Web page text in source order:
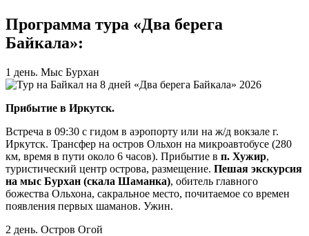
Программа тура «Два берега
Байкала»:
1 день. Мыс Бурхан
Прибытие в Иркутск.
Встреча в 09:30 с гидом в аэропорту или на ж/д вокзале г.
Иркутск. Трансфер на остров Ольхон на микроавтобусе (280
км, время в пути около 6 часов). Прибытие в п. Хужир,
туристический центр острова, размещение. Пешая экскурсия
на мыс Бурхан (скала Шаманка), обитель главного
божества Ольхона, сакральное место, почитаемое со времен
появления первых шаманов. Ужин.
2 день. Остров Огой